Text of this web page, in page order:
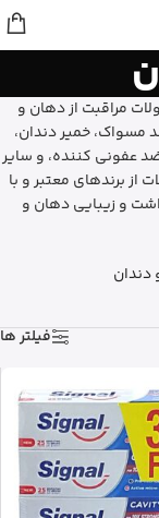
مراقبت از دهان و
مسواک، خمیر دندان،
عفونی کننده، و سایر
از برندهای معتبر و با
و زیبایی دهان و
فیلتر ها